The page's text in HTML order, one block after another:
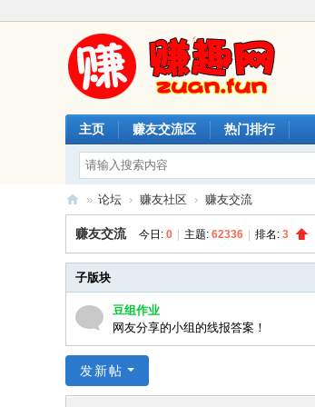
主页 赚友交流区 热门排行
赚
趣
网
» 论坛 › 赚友社区 › 赚友交流
赚友交流 今日: 0 主题: 62336 排名: 3
子版块
豆组作业
网友分享的小组的线报答案！
发新帖